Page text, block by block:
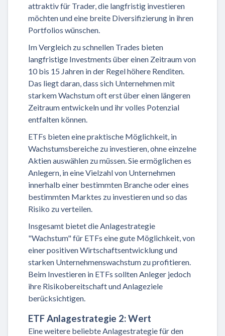
attraktiv für Trader, die langfristig investieren
möchten und eine breite Diversifizierung in ihren
Portfolios wünschen.
Im Vergleich zu schnellen Trades bieten
langfristige Investments über einen Zeitraum von
10 bis 15 Jahren in der Regel höhere Renditen.
Das liegt daran, dass sich Unternehmen mit
starkem Wachstum oft erst über einen längeren
Zeitraum entwickeln und ihr volles Potenzial
entfalten können.
ETFs bieten eine praktische Möglichkeit, in
Wachstumsbereiche zu investieren, ohne einzelne
Aktien auswählen zu müssen. Sie ermöglichen es
Anlegern, in eine Vielzahl von Unternehmen
innerhalb einer bestimmten Branche oder eines
bestimmten Marktes zu investieren und so das
Risiko zu verteilen.
Insgesamt bietet die Anlagestrategie
"Wachstum" für ETFs eine gute Möglichkeit, von
einer positiven Wirtschaftsentwicklung und
starken Unternehmenswachstum zu profitieren.
Beim Investieren in ETFs sollten Anleger jedoch
ihre Risikobereitschaft und Anlageziele
berücksichtigen.
ETF Anlagestrategie 2: Wert
Eine weitere beliebte Anlagestrategie für den